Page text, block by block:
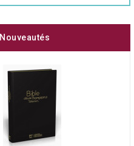
Nouveautés